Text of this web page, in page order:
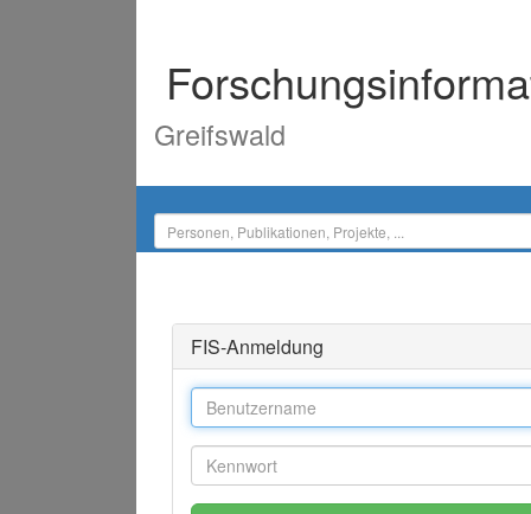
Greifswald
FIS-Anmeldung